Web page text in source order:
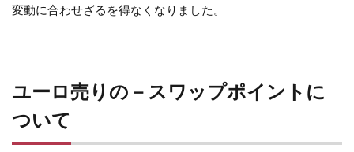
変動に合わせざるを得なくなりました。
ユーロ売りの－スワップポイントに
ついて